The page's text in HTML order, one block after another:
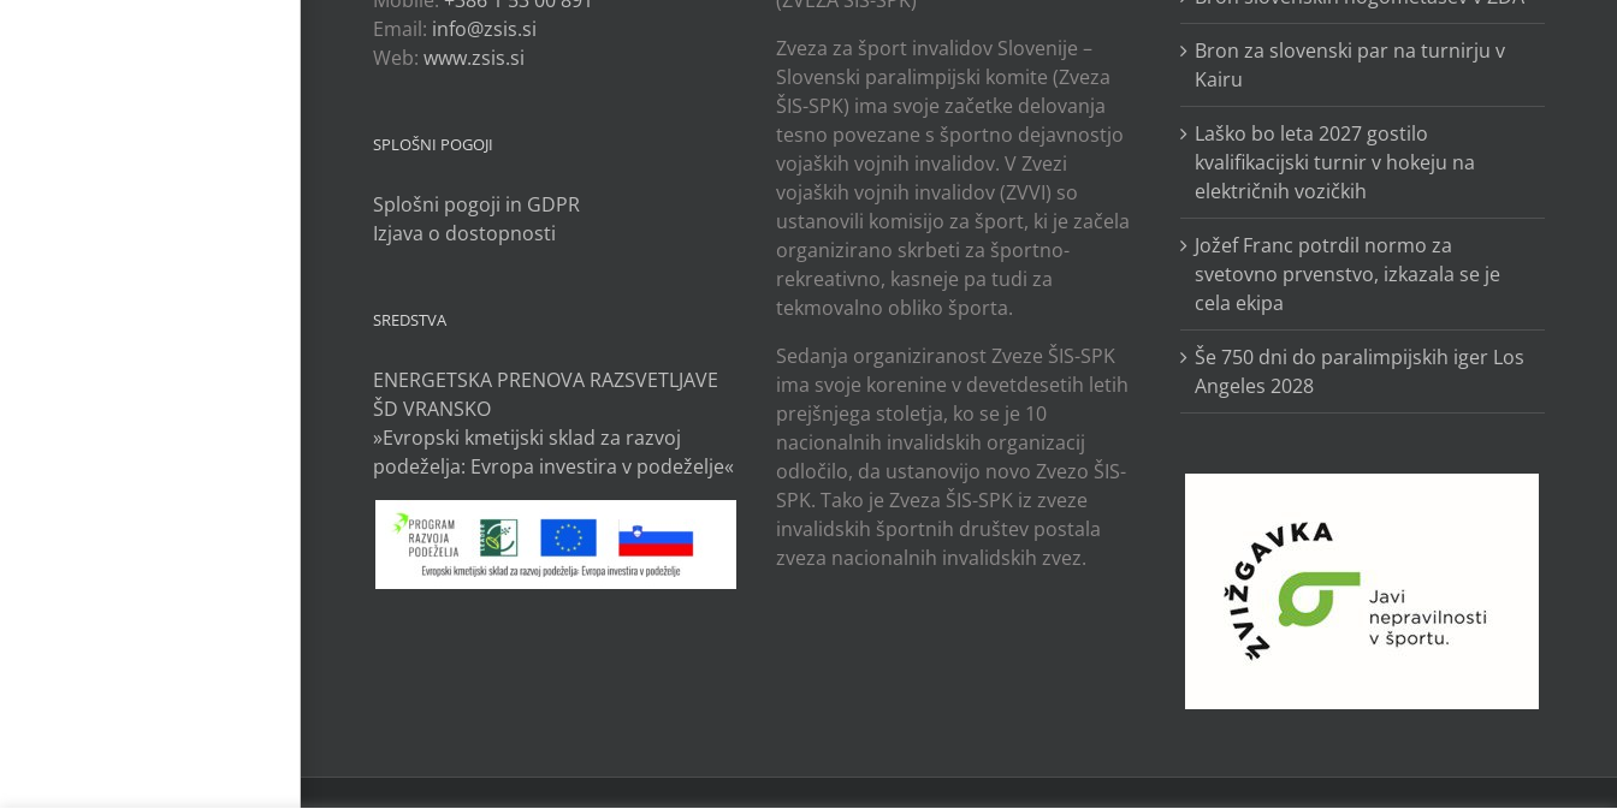
Email: info@zsis.si
Web: www.zsis.si
SPLOŠNI POGOJI
Splošni pogoji in GDPR
Izjava o dostopnosti
SREDSTVA
ENERGETSKA PRENOVA RAZSVETLJAVE
ŠD VRANSKO
»Evropski kmetijski sklad za razvoj
podeželja: Evropa investira v podeželje«
Zveza za šport invalidov Slovenije –
Slovenski paralimpijski komite (Zveza
ŠIS-SPK) ima svoje začetke delovanja
tesno povezane s športno dejavnostjo
vojaških vojnih invalidov. V Zvezi
vojaških vojnih invalidov (ZVVI) so
ustanovili komisijo za šport, ki je začela
organizirano skrbeti za športno-
rekreativno, kasneje pa tudi za
tekmovalno obliko športa.
Sedanja organiziranost Zveze ŠIS-SPK
ima svoje korenine v devetdesetih letih
prejšnjega stoletja, ko se je 10
nacionalnih invalidskih organizacij
odločilo, da ustanovijo novo Zvezo ŠIS-
SPK. Tako je Zveza ŠIS-SPK iz zveze
invalidskih športnih društev postala
zveza nacionalnih invalidskih zvez.
Bron za slovenski par na turnirju v
Kairu
Laško bo leta 2027 gostilo
kvalifikacijski turnir v hokeju na
električnih vozičkih
Jožef Franc potrdil normo za
svetovno prvenstvo, izkazala se je
cela ekipa
Še 750 dni do paralimpijskih iger Los
Angeles 2028